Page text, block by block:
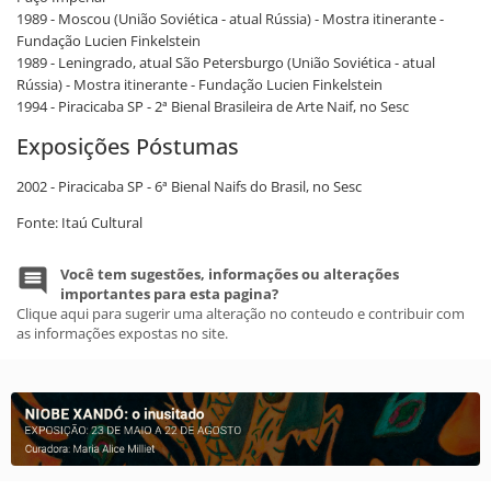
1989 - Moscou (União Soviética - atual Rússia) - Mostra itinerante -
Fundação Lucien Finkelstein
1989 - Leningrado, atual São Petersburgo (União Soviética - atual
Rússia) - Mostra itinerante - Fundação Lucien Finkelstein
1994 - Piracicaba SP - 2ª Bienal Brasileira de Arte Naif, no Sesc
Exposições Póstumas
2002 - Piracicaba SP - 6ª Bienal Naifs do Brasil, no Sesc
Fonte: Itaú Cultural
Você tem sugestões, informações ou alterações
importantes para esta pagina?
Clique aqui para sugerir uma alteração no conteudo e contribuir com
as informações expostas no site.